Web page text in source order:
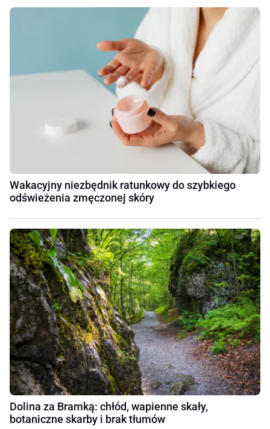
Wakacyjny niezbędnik ratunkowy do szybkiego
odświeżenia zmęczonej skóry
Dolina za Bramką: chłód, wapienne skały,
botaniczne skarby i brak tłumów